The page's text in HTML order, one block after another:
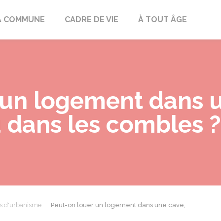
COMMUNE CADRE DE VIE À TOUT ÂGE
logement dans
les combles ?
d'urbanisme
Peut-on louer un logement dans une cave,